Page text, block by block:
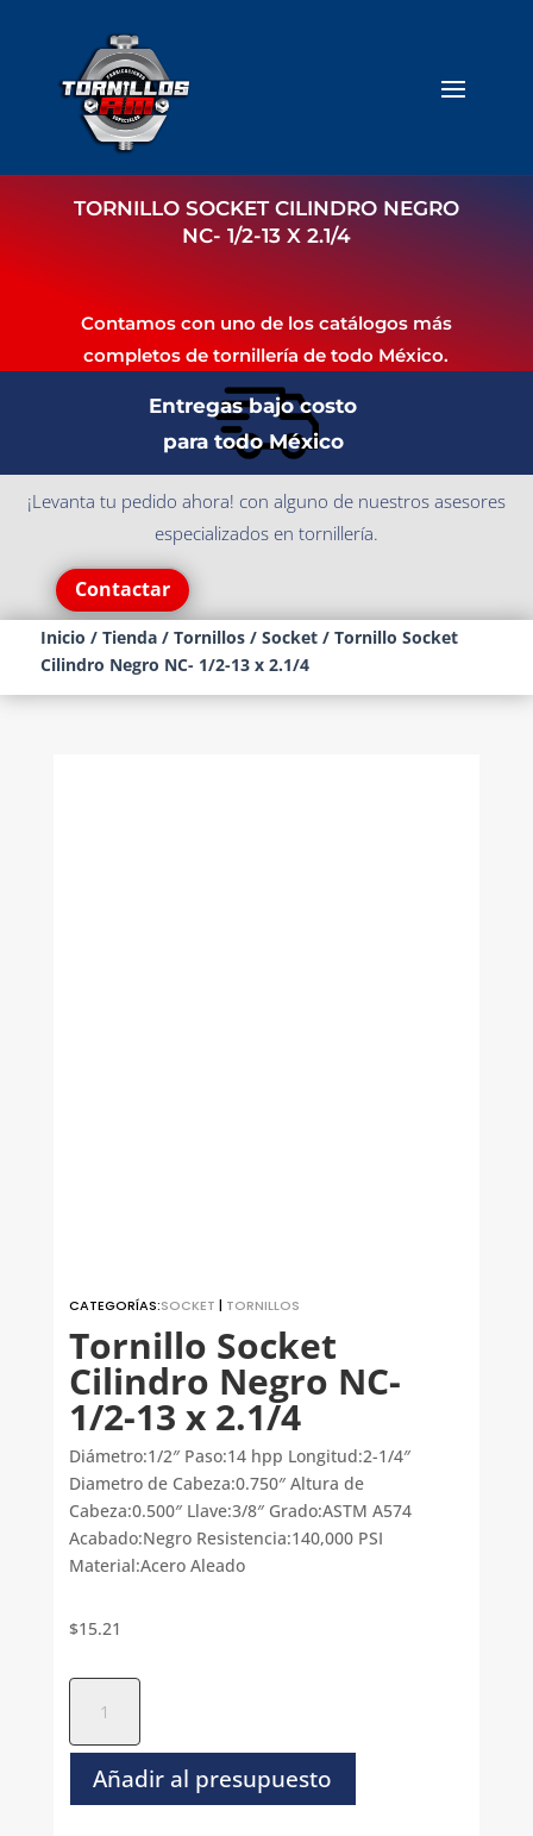
TORNILLO SOCKET CILINDRO NEGRO
NC- 1/2-13 X 2.1/4
Contamos con uno de los catálogos más
completos de tornillería de todo México.
Entregas bajo costo
para todo México
¡Levanta tu pedido ahora! con alguno de nuestros asesores
especializados en tornillería.
Contactar
Inicio / Tienda/ Tornillos/ Socket/ Tornillo Socket
Cilindro Negro NC- 1/2-13 x 2.1/4
CATEGORÍAS:SOCKET | TORNILLOS
Tornillo Socket
Cilindro Negro NC-
1/2-13 x 2.1/4
Diámetro:1/2″ Paso:14 hpp Longitud:2-1/4″
Diametro de Cabeza:0.750″ Altura de
Cabeza:0.500″ Llave:3/8″ Grado:ASTM A574
Acabado:Negro Resistencia:140,000 PSI
Material:Acero Aleado
$15.21
Socket
Cilindro
Negro
NC-
Añadir al presupuesto